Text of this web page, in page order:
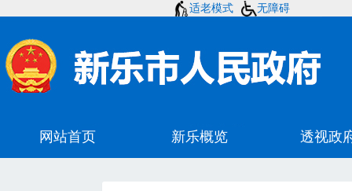
适老模式 无障碍